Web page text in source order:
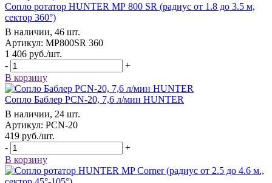
Сопло ротатор HUNTER МР 800 SR (радиус от 1.8 до 3.5 м,
сектор 360°)
В наличии, 46 шт.
Артикул: MP800SR 360
1 406 руб./шт.
-
+
В корзину
Сопло Баблер РСN-20, 7,6 л/мин HUNTER
В наличии, 24 шт.
Артикул: РСN-20
419 руб./шт.
-
+
В корзину